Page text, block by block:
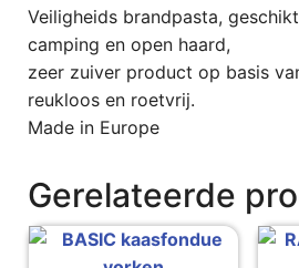
Veiligheids brandpasta,
camping en open haard,
zeer zuiver product op basis
reukloos en roetvrij.
Made in Europe
Gerelateerde